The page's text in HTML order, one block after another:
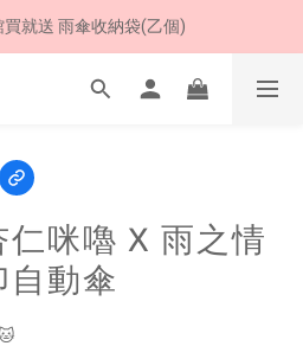
購物金50元 (現領現用)
仁咪嚕 X 雨之情
自動傘